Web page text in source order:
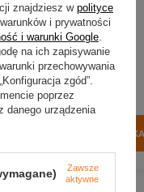
41,90 zł
za: 1382.7pkt
DO
znajdziesz wpolityce
i prywatności
i warunki Google
na ich zapisywanie
przechowywania
zgód”.
poprzez
danego urządzenia
Zawsze
aktywne